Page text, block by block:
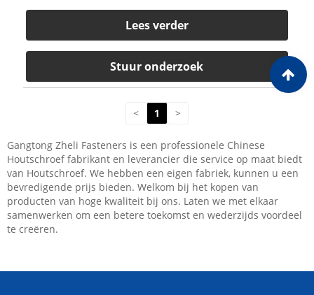
Lees verder
Stuur onderzoek
< 1 >
Gangtong Zheli Fasteners is een professionele Chinese
Houtschroef fabrikant en leverancier die service op maat biedt
van Houtschroef. We hebben een eigen fabriek, kunnen u een
bevredigende prijs bieden. Welkom bij het kopen van
producten van hoge kwaliteit bij ons. Laten we met elkaar
samenwerken om een ​​betere toekomst en wederzijds voordeel
te creëren.